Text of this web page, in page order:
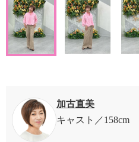
加古直美
キャスト
158cm